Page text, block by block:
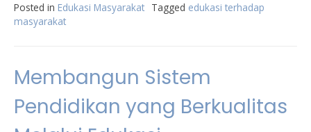
Posted in Edukasi Masyarakat Tagged edukasi terhadap
masyarakat
Membangun Sistem
Pendidikan yang Berkualitas